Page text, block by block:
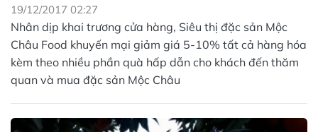
19/12/2017 02:27
Nhân dịp khai trương cửa hàng, Siêu thị đặc sản Mộc
Châu Food khuyến mại giảm giá 5-10% tất cả hàng hóa
kèm theo nhiều phần quà hấp dẫn cho khách đến thăm
quan và mua đặc sản Mộc Châu